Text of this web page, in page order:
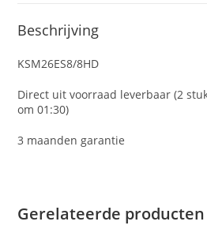
Beschrijving
KSM26ES8/8HD
Direct uit voorraad leverbaar (2
om 01:30)
3 maanden garantie
Gerelateerde producten